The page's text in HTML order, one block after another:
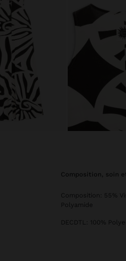
composition, soin
Composition: 55%
Polyamide
DECDTL: 100%